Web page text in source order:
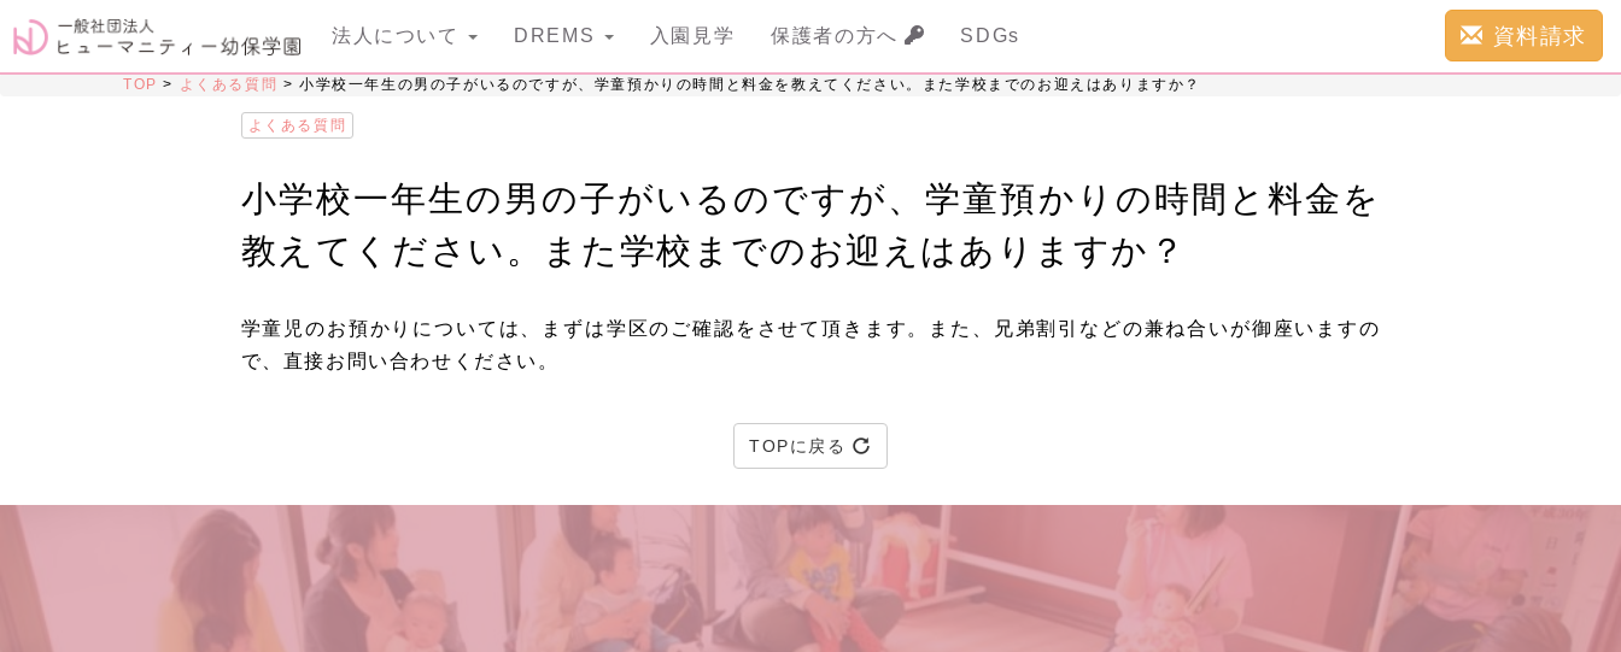
法人について DREMS 入園見学 保護者の方へ SDGs 資料請求
TOP > よくある質問 >小学校一年生の男の子がいるのですが、学童預かりの時間と料金を教えてください。また学校までのお迎えはありますか？
よくある質問
小学校一年生の男の子がいるのですが、学童預かりの時間と料金を
教えてください。また学校までのお迎えはありますか？
学童児のお預かりについては、まずは学区のご確認をさせて頂きます。また、兄弟割引などの兼ね合いが御座いますの
で、直接お問い合わせください。
TOPに戻る